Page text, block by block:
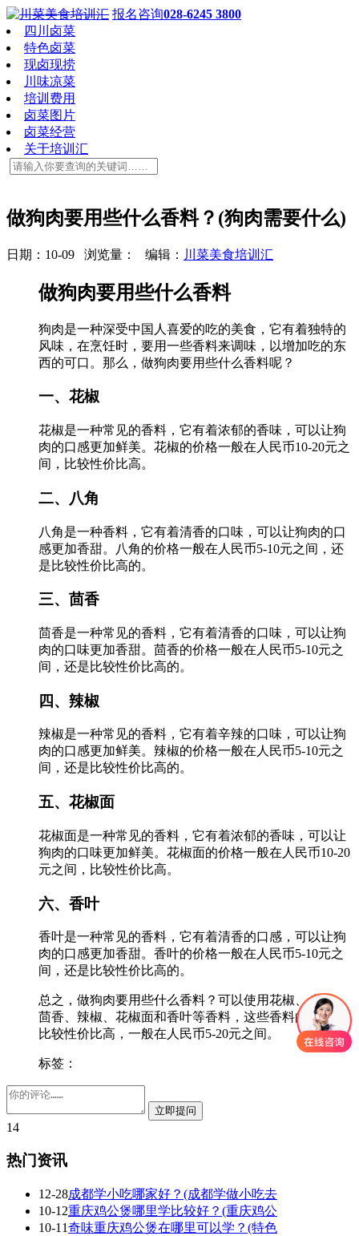
报名咨询028-6245 3800
四川卤菜
特色卤菜
现卤现捞
川味凉菜
培训费用
卤菜图片
卤菜经营
关于培训汇
做狗肉要用些什么香料？(狗肉需要什么)
日期：10-09 浏览量： 编辑： 川菜美食培训汇
做狗肉要用些什么香料
狗肉是一种深受中国人喜爱的吃的美食，它有着独特的
风味，在烹饪时，要用一些香料来调味，以增加吃的东
西的可口。那么，做狗肉要用些什么香料呢？
一、花椒
花椒是一种常见的香料，它有着浓郁的香味，可以让狗
肉的口感更加鲜美。花椒的价格一般在人民币10-20元之
间，比较性价比高。
二、八角
八角是一种香料，它有着清香的口味，可以让狗肉的口
感更加香甜。八角的价格一般在人民币5-10元之间，还
是比较性价比高的。
三、茴香
茴香是一种常见的香料，它有着清香的口味，可以让狗
肉的口味更加香甜。茴香的价格一般在人民币5-10元之
间，还是比较性价比高的。
四、辣椒
辣椒是一种常见的香料，它有着辛辣的口味，可以让狗
肉的口感更加鲜美。辣椒的价格一般在人民币5-10元之
间，还是比较性价比高的。
五、花椒面
花椒面是一种常见的香料，它有着浓郁的香味，可以让
狗肉的口味更加鲜美。花椒面的价格一般在人民币10-20
元之间，比较性价比高。
六、香叶
香叶是一种常见的香料，它有着清香的口感，可以让狗
肉的口感更加香甜。香叶的价格一般在人民币5-10元之
间，还是比较性价比高的。
总之，做狗肉要用些什么香料？可以使用花椒、八角、
茴香、辣椒、花椒面和香叶等香料，这些香料的价格都
比较性价比高，一般在人民币5-20元之间。
标签：
14
热门资讯
12-28成都学小吃哪家好？(成都学做小吃去
10-12重庆鸡公煲哪里学比较好？(重庆鸡公
10-11奇味重庆鸡公煲在哪里可以学？(特色